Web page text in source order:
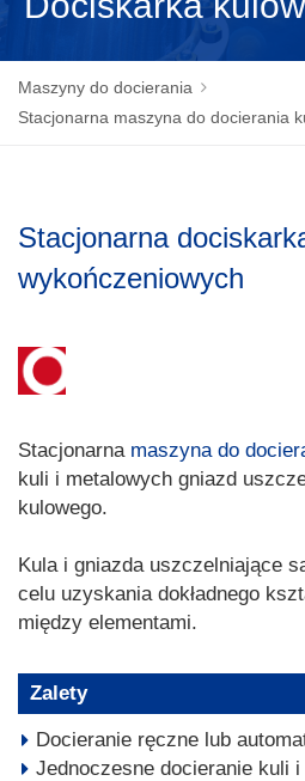
Maszyny do docierania
Stacjonarna maszyna do docierania
Stacjonarna
wykończeniowych
Stacjonarna maszyna do
kuli i metalowych gniazd
kulowego.
Kula i gniazda uszczelniające
celu uzyskania dokładnego
między elementami.
Zalety
Docieranie ręczne lub
Jednoczesne docieranie kuli i